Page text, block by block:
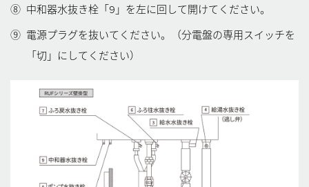
⑧ 中和器水抜き栓「9」を左に回して開けてください。
⑨ 電源プラグを抜いてください。（分電盤の専用スイッチを
「切」にしてください）